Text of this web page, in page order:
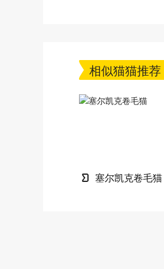
相似猫猫推荐
塞尔凯克卷毛猫